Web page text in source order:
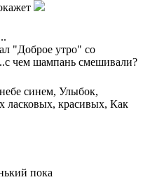
"Доброе утро" со
чем шампань смешивали?
синем, Улыбок,
ласковых, красивых, Как
пока